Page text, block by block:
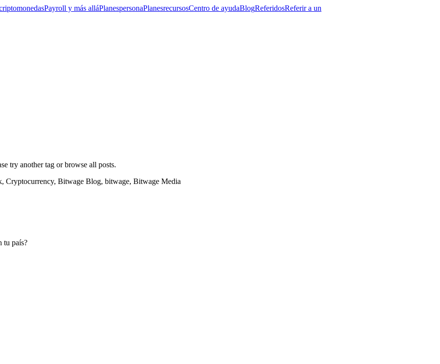
Payroll y más alláPlanespersonaPlanesrecursosCentro de ayudaBlogReferidosReferir a un
try another tag or browse all posts.
Cryptocurrency, Bitwage Blog, bitwage, Bitwage Media
tu país?